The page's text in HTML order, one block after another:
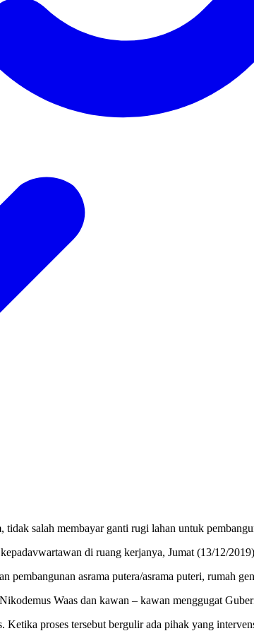
salah membayar ganti rugi lahan untuk
di ruang kerjanya, Jumat (13/12/
asrama putera/asrama puteri, rumah
Waas dan kawan – kawan menggugat
proses tersebut bergulir ada pihak yang